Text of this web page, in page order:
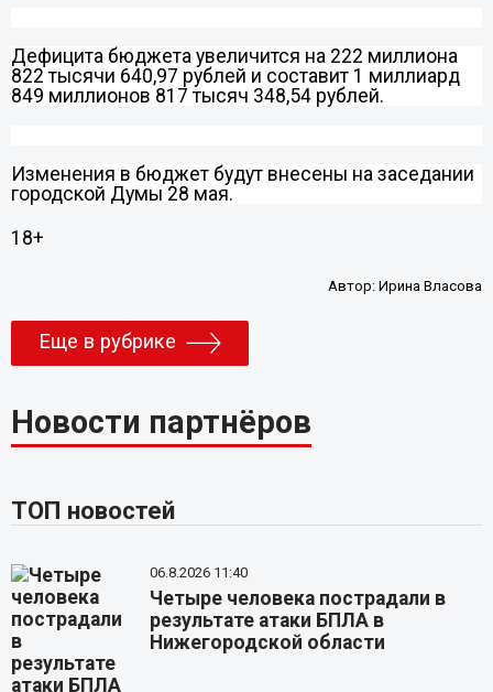
Дефицита бюджета увеличится на 222 миллиона
822 тысячи 640,97 рублей и составит 1 миллиард
849 миллионов 817 тысяч 348,54 рублей.
Изменения в бюджет будут внесены на заседании
городской Думы 28 мая.
18+
Автор:Ирина Власова
Еще в рубрике
Новости партнёров
ТОП новостей
06.8.2026 11:40
Четыре человека пострадали в
результате атаки БПЛА в
Нижегородской области